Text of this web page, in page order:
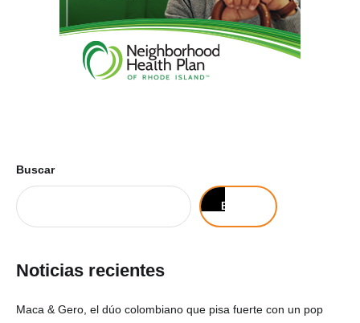
Buscar
Buscar
Noticias recientes
Maca & Gero, el dúo colombiano que pisa fuerte con un pop